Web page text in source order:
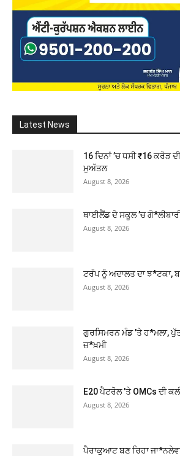
Latest News
16 ਦਿਨਾਂ ’ਚ ਧਸੀ ₹16 ਕਰੋੜ
ਮੁਅੱਤਲ
August 8, 2026
ਥਾਈਲੈਂਡ ਦੇ ਸਕੂਲ ’ਚ
August 8, 2026
ਟਰੰਪ ਨੂੰ ਅਦਾਲਤ ਦਾ ਝ*ਟਕਾ,
August 8, 2026
ਗੁਰਸਿਮਰਨ ਮੰਡ ’ਤੇ ਹ*ਮਲਾ,
ਜ਼*ਖ਼ਮੀ
August 8, 2026
E20 ਪੈਟਰੋਲ ’ਤੇ OMCs ਦੀ
August 8, 2026
ਪੈਰਾਕੁਆਟ ਬਣ ਰਿਹਾ